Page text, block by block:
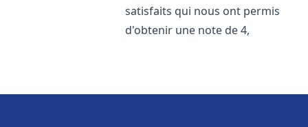
satisfaits qui nous ont permis
d'obtenir une note de 4,